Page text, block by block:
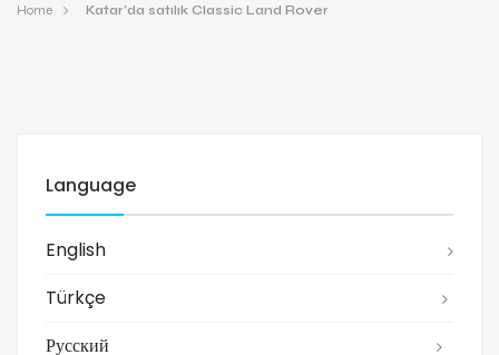
Home Katar’da satılık Classic Land Rover
Language
English
Türkçe
Русский